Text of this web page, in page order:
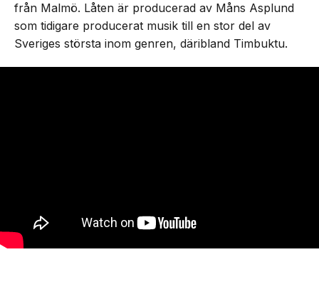
från Malmö. Låten är producerad av Måns Asplund
som tidigare producerat musik till en stor del av
Sveriges största inom genren, däribland Timbuktu.